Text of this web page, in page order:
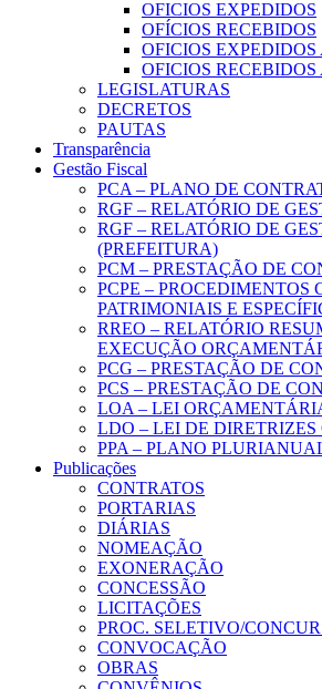
OFICIOS EXPEDIDOS
OFÍCIOS RECEBIDOS
OFICIOS EXPEDIDOS
OFICIOS RECEBIDOS
LEGISLATURAS
DECRETOS
PAUTAS
Transparência
Gestão Fiscal
PCA – PLANO DE
RGF – RELATÓRIO DE
RGF – RELATÓRIO DE
(PREFEITURA)
PCM – PRESTAÇÃO DE
PCPE – PROCEDIMENTOS
PATRIMONIAIS E
RREO – RELATÓRIO
EXECUÇÃO
PCG – PRESTAÇÃO DE
PCS – PRESTAÇÃO DE
LOA – LEI
LDO – LEI DE
PPA – PLANO
Publicações
CONTRATOS
PORTARIAS
DIÁRIAS
NOMEAÇÃO
EXONERAÇÃO
CONCESSÃO
LICITAÇÕES
PROC. SELETIVO/
CONVOCAÇÃO
OBRAS